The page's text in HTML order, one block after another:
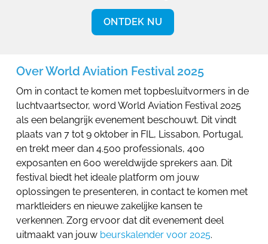
ONTDEK NU
Over World Aviation Festival 2025
Om in contact te komen met topbesluitvormers in de
luchtvaartsector, word World Aviation Festival 2025
als een belangrijk evenement beschouwt. Dit vindt
plaats van 7 tot 9 oktober in FIL, Lissabon, Portugal,
en trekt meer dan 4.500 professionals, 400
exposanten en 600 wereldwijde sprekers aan. Dit
festival biedt het ideale platform om jouw
oplossingen te presenteren, in contact te komen met
marktleiders en nieuwe zakelijke kansen te
verkennen. Zorg ervoor dat dit evenement deel
uitmaakt van jouw beurskalender voor 2025.